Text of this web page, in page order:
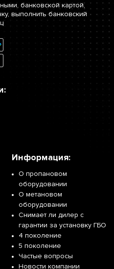
банковской картой,
выполнить банковский
Информация:
О пропановом
оборудовании
О метановом
оборудовании
Снимает ли дилер с
гарантии за установку ГБО
4 поколение
5 поколение
Частые вопросы
Новости компании